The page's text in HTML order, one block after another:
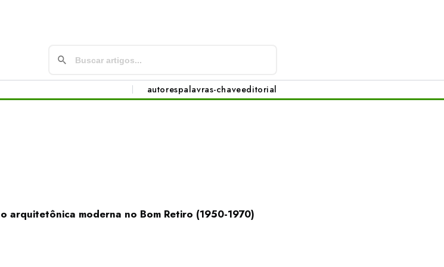
autorespalavras-chaveeditorial
arquitetônica moderna no Bom Retiro (1950-1970)